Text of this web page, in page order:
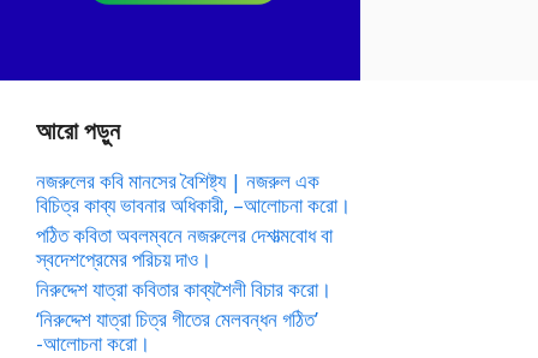
আরো পড়ুন
নজরুলের কবি মানসের বৈশিষ্ট্য | নজরুল এক
বিচিত্র কাব্য ভাবনার অধিকারী, –আলোচনা করো।
পঠিত কবিতা অবলম্বনে নজরুলের দেশাত্মবোধ বা
স্বদেশপ্রেমের পরিচয় দাও।
নিরুদ্দেশ যাত্রা কবিতার কাব্যশৈলী বিচার করো।
‘নিরুদ্দেশ যাত্রা চিত্র গীতের মেলবন্ধন গঠিত’
-আলোচনা করো।